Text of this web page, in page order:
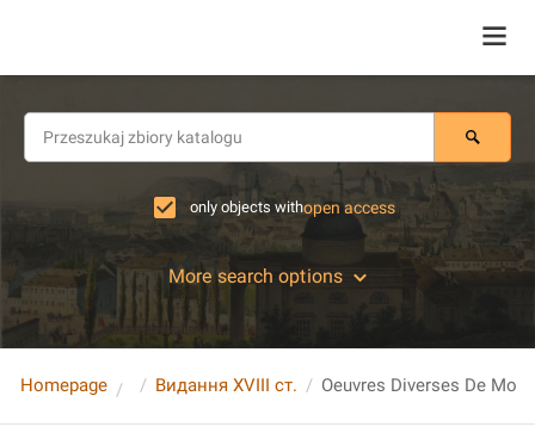
only objects withopen access
More search options
Homepage Видання XVIII ст.